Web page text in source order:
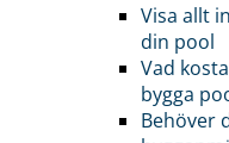
Visa allt
din pool
Vad
bygga
Behöver